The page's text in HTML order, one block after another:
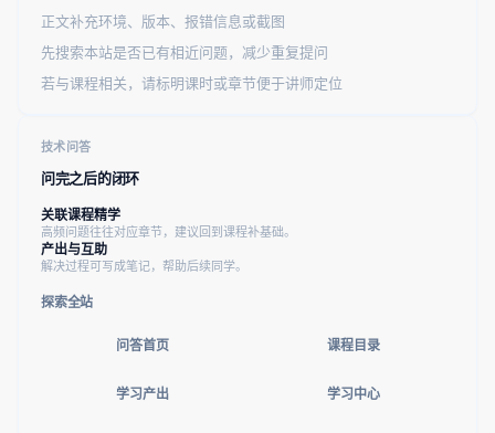
正文补充环境、版本、报错信息或截图
先搜索本站是否已有相近问题，减少重复提问
若与课程相关，请标明课时或章节便于讲师定位
技术问答
问完之后的闭环
关联课程精学
高频问题往往对应章节，建议回到课程补基础。
产出与互助
解决过程可写成笔记，帮助后续同学。
探索全站
问答首页 课程目录
学习产出 学习中心